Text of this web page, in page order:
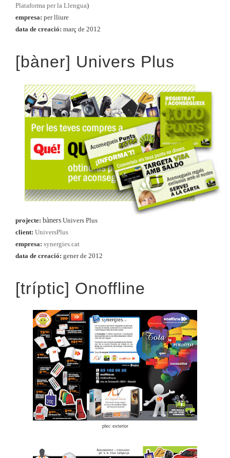
Plataforma per la Llengua)
empresa: per lliure
data de creació: març de 2012
[bàner] Univers Plus
projecte: bàners Univers Plus
client: UniversPlus
empresa: synergies.cat
data de creació: gener de 2012
[tríptic] Onoffline
plec exterior